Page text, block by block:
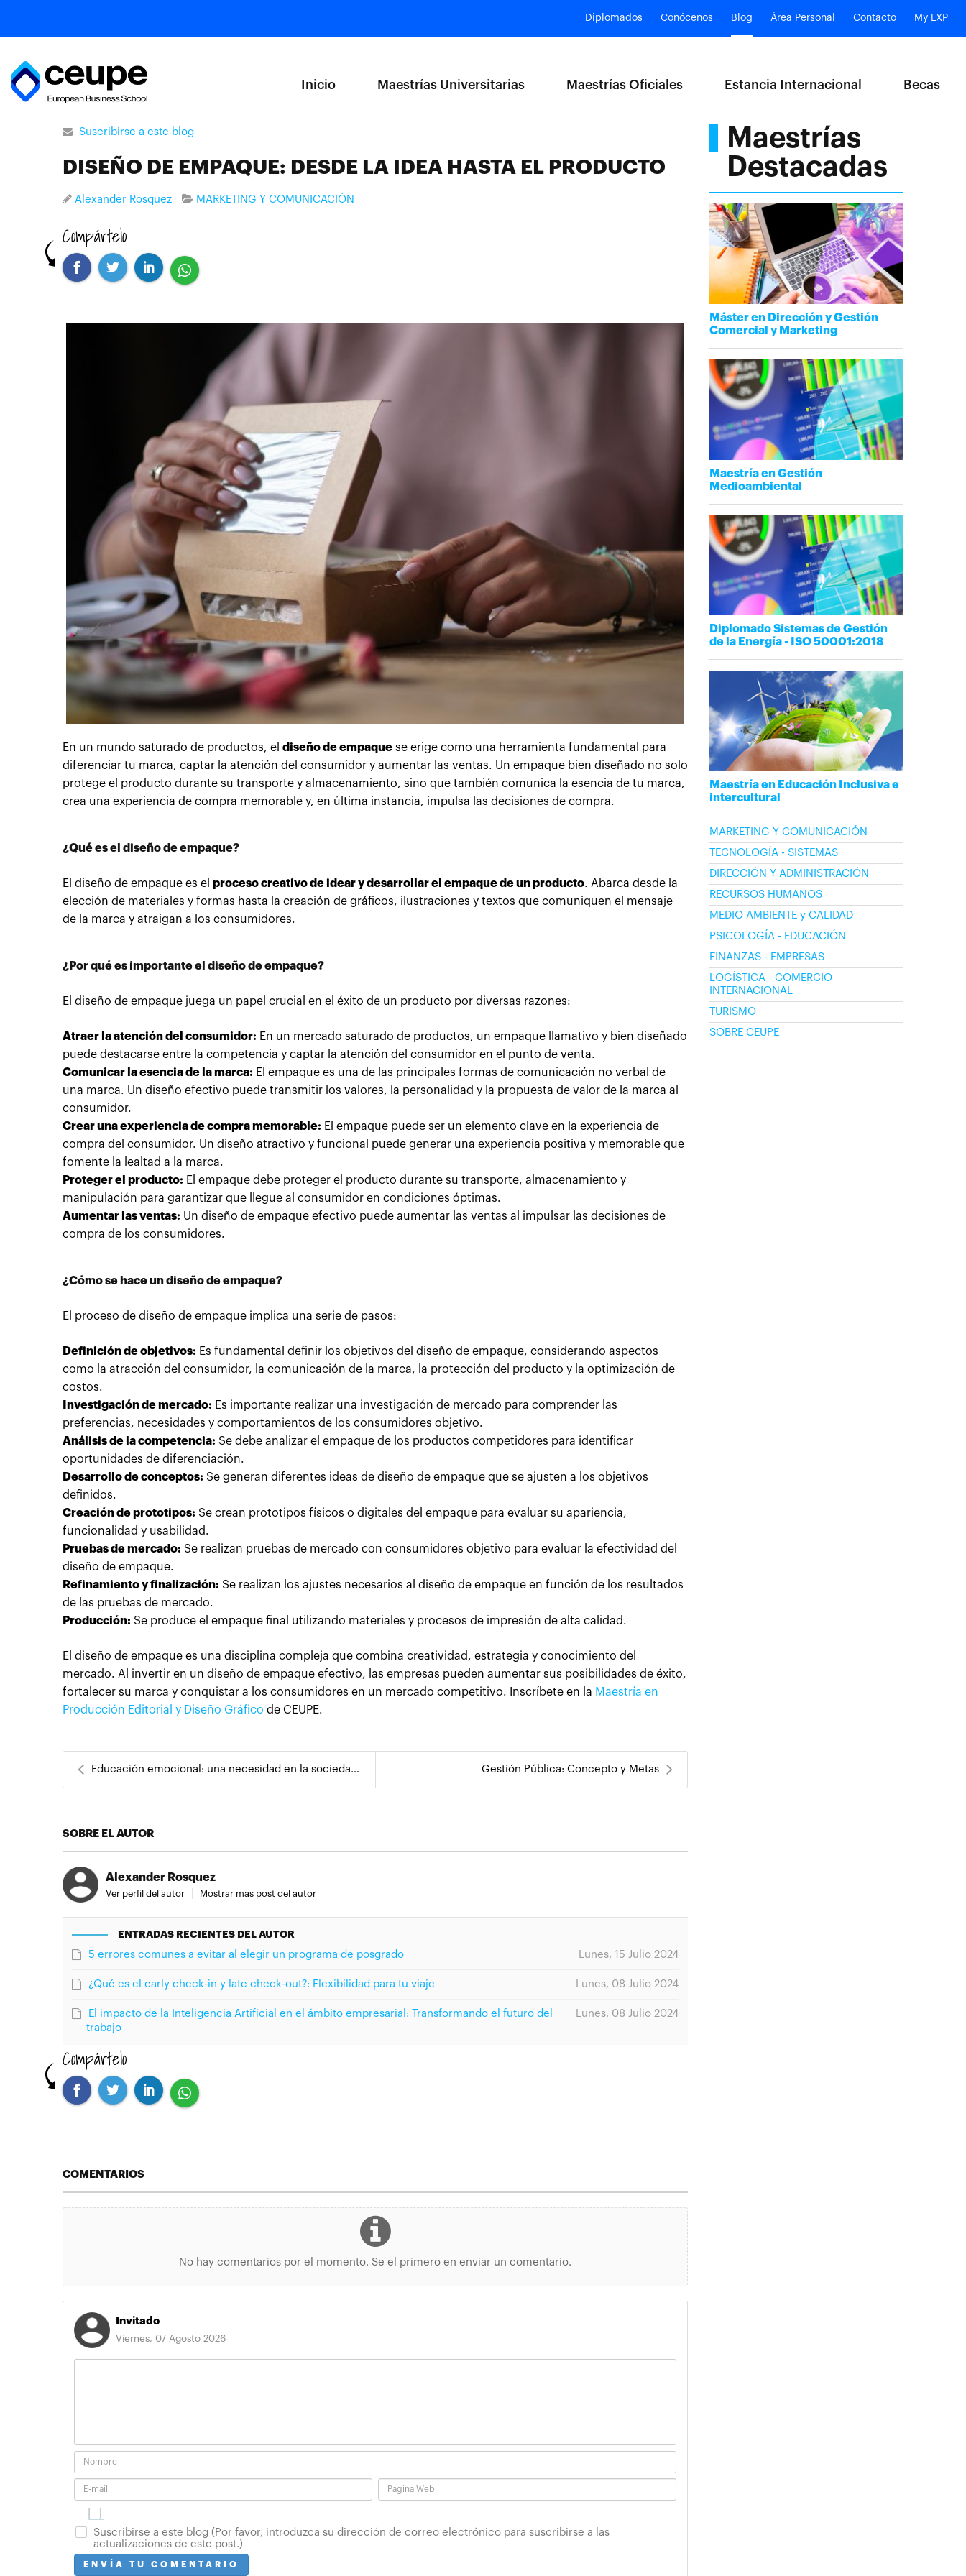
Diplomados Conócenos Blog Área Personal Contacto My LXP
Inicio Maestrías Universitarias Maestrías Oficiales Estancia Internacional Becas
Suscribirse a este blog
DISEÑO DE EMPAQUE: DESDE LA IDEA HASTA EL PRODUCTO
Alexander Rosquez MARKETING Y COMUNICACIÓN
Compártelo
En un mundo saturado de productos, el diseño de empaque se erige como una herramienta fundamental para
diferenciar tu marca, captar la atención del consumidor y aumentar las ventas. Un empaque bien diseñado no solo
protege el producto durante su transporte y almacenamiento, sino que también comunica la esencia de tu marca,
crea una experiencia de compra memorable y, en última instancia, impulsa las decisiones de compra.
¿Qué es el diseño de empaque?
El diseño de empaque es el proceso creativo de idear y desarrollar el empaque de un producto. Abarca desde la
elección de materiales y formas hasta la creación de gráficos, ilustraciones y textos que comuniquen el mensaje
de la marca y atraigan a los consumidores.
¿Por qué es importante el diseño de empaque?
El diseño de empaque juega un papel crucial en el éxito de un producto por diversas razones:
Atraer la atención del consumidor: En un mercado saturado de productos, un empaque llamativo y bien diseñado
puede destacarse entre la competencia y captar la atención del consumidor en el punto de venta.
Comunicar la esencia de la marca: El empaque es una de las principales formas de comunicación no verbal de
una marca. Un diseño efectivo puede transmitir los valores, la personalidad y la propuesta de valor de la marca al
consumidor.
Crear una experiencia de compra memorable: El empaque puede ser un elemento clave en la experiencia de
compra del consumidor. Un diseño atractivo y funcional puede generar una experiencia positiva y memorable que
fomente la lealtad a la marca.
Proteger el producto: El empaque debe proteger el producto durante su transporte, almacenamiento y
manipulación para garantizar que llegue al consumidor en condiciones óptimas.
Aumentar las ventas: Un diseño de empaque efectivo puede aumentar las ventas al impulsar las decisiones de
compra de los consumidores.
¿Cómo se hace un diseño de empaque?
El proceso de diseño de empaque implica una serie de pasos:
Definición de objetivos: Es fundamental definir los objetivos del diseño de empaque, considerando aspectos
como la atracción del consumidor, la comunicación de la marca, la protección del producto y la optimización de
costos.
Investigación de mercado: Es importante realizar una investigación de mercado para comprender las
preferencias, necesidades y comportamientos de los consumidores objetivo.
Análisis de la competencia: Se debe analizar el empaque de los productos competidores para identificar
oportunidades de diferenciación.
Desarrollo de conceptos: Se generan diferentes ideas de diseño de empaque que se ajusten a los objetivos
definidos.
Creación de prototipos: Se crean prototipos físicos o digitales del empaque para evaluar su apariencia,
funcionalidad y usabilidad.
Pruebas de mercado: Se realizan pruebas de mercado con consumidores objetivo para evaluar la efectividad del
diseño de empaque.
Refinamiento y finalización: Se realizan los ajustes necesarios al diseño de empaque en función de los resultados
de las pruebas de mercado.
Producción: Se produce el empaque final utilizando materiales y procesos de impresión de alta calidad.
El diseño de empaque es una disciplina compleja que combina creatividad, estrategia y conocimiento del
mercado. Al invertir en un diseño de empaque efectivo, las empresas pueden aumentar sus posibilidades de éxito,
fortalecer su marca y conquistar a los consumidores en un mercado competitivo. Inscríbete en la Maestría en
Producción Editorial y Diseño Gráfico de CEUPE.
Educación emocional: una necesidad en la sociedad ... Gestión Pública: Concepto y Metas
SOBRE EL AUTOR
Alexander Rosquez
Ver perfil del autor Mostrar mas post del autor
ENTRADAS RECIENTES DEL AUTOR
Lunes, 15 Julio 2024
5 errores comunes a evitar al elegir un programa de posgrado
Lunes, 08 Julio 2024
¿Qué es el early check-in y late check-out?: Flexibilidad para tu viaje
Lunes, 08 Julio 2024
El impacto de la Inteligencia Artificial en el ámbito empresarial: Transformando el futuro del
trabajo
Compártelo
COMENTARIOS
No hay comentarios por el momento. Se el primero en enviar un comentario.
Invitado
Viernes, 07 Agosto 2026
Suscribirse a este blog (Por favor, introduzca su dirección de correo electrónico para suscribirse a las
actualizaciones de este post.)
ENVÍA TU COMENTARIO
Maestrías
Destacadas
Máster en Dirección y Gestión
Comercial y Marketing
Maestría en Gestión
Medioambiental
Diplomado Sistemas de Gestión
de la Energía - ISO 50001:2018
Maestría en Educación Inclusiva e
intercultural
MARKETING Y COMUNICACIÓN
TECNOLOGÍA - SISTEMAS
DIRECCIÓN Y ADMINISTRACIÓN
RECURSOS HUMANOS
MEDIO AMBIENTE y CALIDAD
PSICOLOGÍA - EDUCACIÓN
FINANZAS - EMPRESAS
LOGÍSTICA - COMERCIO
INTERNACIONAL
TURISMO
SOBRE CEUPE